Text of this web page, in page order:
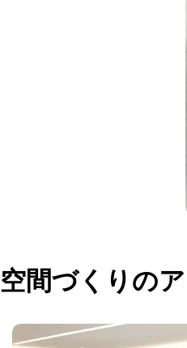
空間づくりの